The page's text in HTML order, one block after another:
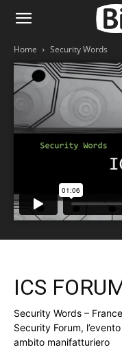
Home Security Words
ICS
Security Words –
Security Forum,
ambito manifatturiero